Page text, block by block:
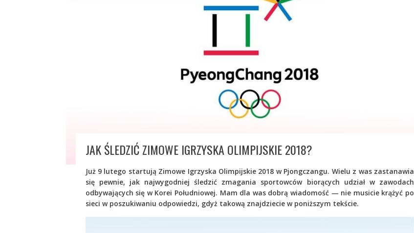
JAK ŚLEDZIĆ ZIMOWE IGRZYSKA OLIMPIJSKIE 2018?
Już 9 lutego startują Zimowe Igrzyska Olimpijskie 2018 w Pjongczangu. Wielu z was zastanawia
się pewnie, jak najwygodniej śledzić zmagania sportowców biorących udział w zawodach
odbywających się w Korei Południowej. Mam dla was dobrą wiadomość — nie musicie krążyć po
sieci w poszukiwaniu odpowiedzi, gdyż takową znajdziecie w poniższym tekście.